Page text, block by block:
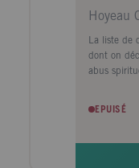
Hoyeau
La liste de
dont on
abus
brillants,
part si
des
EPUISÉ